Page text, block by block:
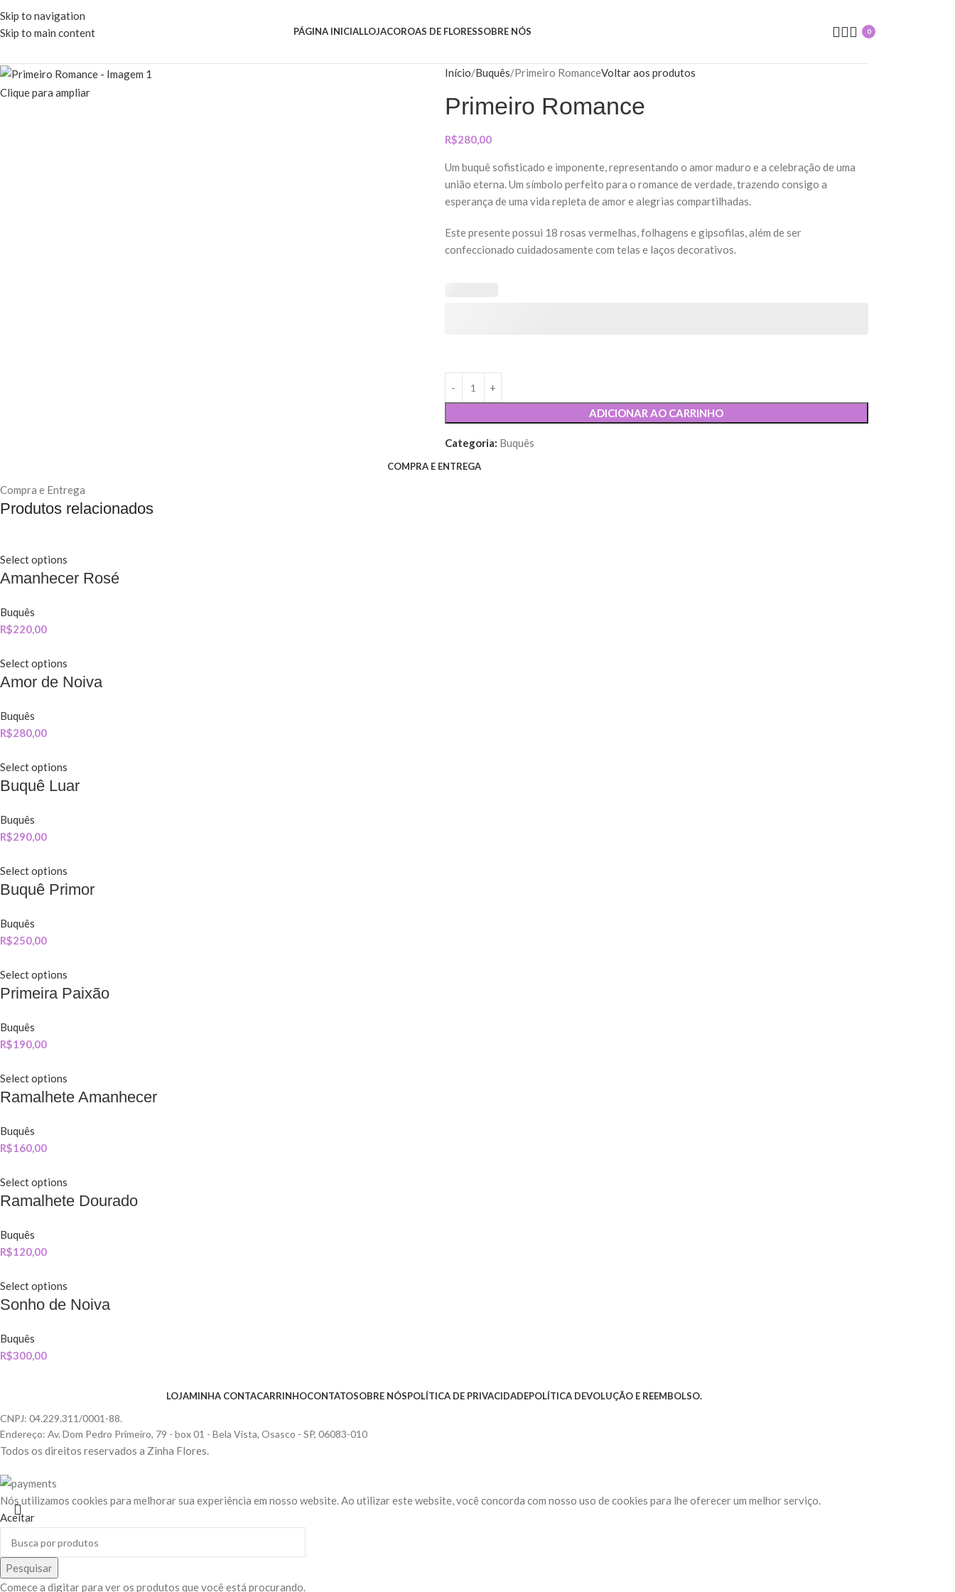
Skip to navigation
Skip to main content
PÁGINA INICIALLOJACOROAS DE FLORESSOBRE NÓS 0
Clique para ampliar
Início Buquês Primeiro RomanceVoltar aos produtos
Primeiro Romance
R$280,00
Um buquê sofisticado e imponente, representando o amor maduro e a celebração de uma
união eterna. Um símbolo perfeito para o romance de verdade, trazendo consigo a
esperança de uma vida repleta de amor e alegrias compartilhadas.
Este presente possui 18 rosas vermelhas, folhagens e gipsofilas, além de ser
confeccionado cuidadosamente com telas e laços decorativos.
ADICIONAR AO CARRINHO
Categoria: Buquês
COMPRA E ENTREGA
Compra e Entrega
Produtos relacionados
Select options
Amanhecer Rosé
Buquês
R$220,00
Select options
Amor de Noiva
Buquês
R$280,00
Select options
Buquê Luar
Buquês
R$290,00
Select options
Buquê Primor
Buquês
R$250,00
Select options
Primeira Paixão
Buquês
R$190,00
Select options
Ramalhete Amanhecer
Buquês
R$160,00
Select options
Ramalhete Dourado
Buquês
R$120,00
Select options
Sonho de Noiva
Buquês
R$300,00
LOJAMINHA CONTACARRINHOCONTATOSOBRE NÓSPOLÍTICA DE PRIVACIDADEPOLÍTICA DEVOLUÇÃO E REEMBOLSO.
CNPJ: 04.229.311/0001-88.
Endereço: Av. Dom Pedro Primeiro, 79 - box 01 - Bela Vista, Osasco - SP, 06083-010
Todos os direitos reservados a Zinha Flores.
Pesquisar
Comece a digitar para ver os produtos que você está procurando.
Nós utilizamos cookies para melhorar sua experiência em nosso website. Ao utilizar este website, você concorda com nosso uso de cookies para lhe oferecer um melhor serviço.
Aceitar